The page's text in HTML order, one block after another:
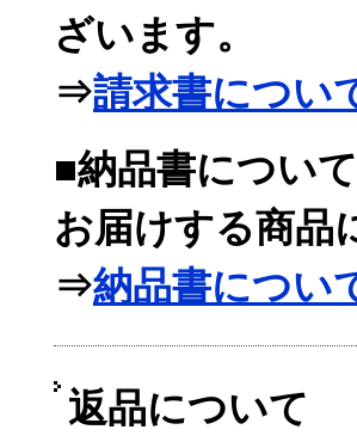
ざいます。
⇒請求書につい
■納品書について
お届けする商品
⇒納品書につい
返品について